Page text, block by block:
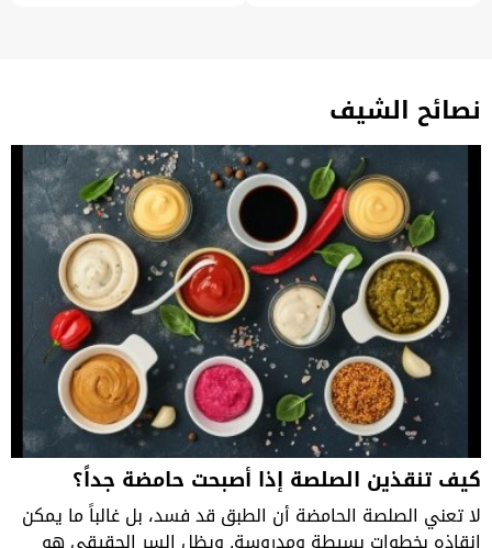
نصائح الشيف
كيف تنقذين الصلصة إذا أصبحت حامضة جداً؟
لا تعني الصلصة الحامضة أن الطبق قد فسد، بل غالباً ما يمكن